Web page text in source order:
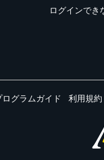
ログインでき
ログラムガイド 利用規約